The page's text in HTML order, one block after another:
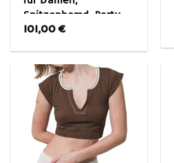
Spitzenhemd, Party-
Oberteil
101,00€